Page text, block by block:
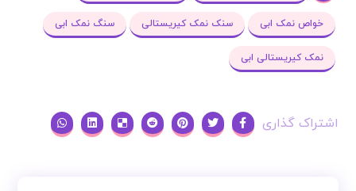
خواص نمک ابی سنک نمک کیریستالی سنگ نمک ابی
نمک کیریستالی ابی